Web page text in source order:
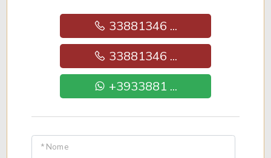
33881346 ...
33881346 ...
+3933881 ...
* Nome